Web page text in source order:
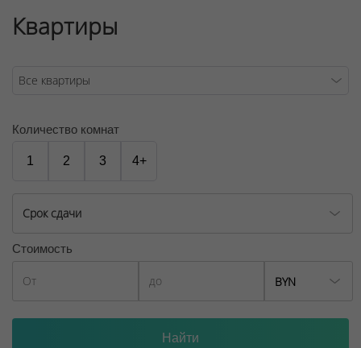
04.09.2025
Квартиры
Количество комнат
1 2 3 4+
Срок сдачи
Стоимость
BYN